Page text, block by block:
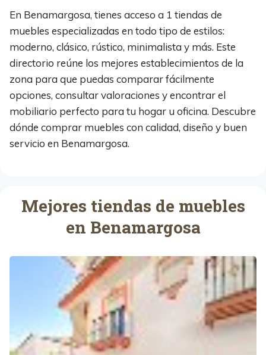
En Benamargosa, tienes acceso a 1 tiendas de
muebles especializadas en todo tipo de estilos:
moderno, clásico, rústico, minimalista y más. Este
directorio reúne los mejores establecimientos de la
zona para que puedas comparar fácilmente
opciones, consultar valoraciones y encontrar el
mobiliario perfecto para tu hogar u oficina. Descubre
dónde comprar muebles con calidad, diseño y buen
servicio en Benamargosa.
Mejores tiendas de muebles
en Benamargosa
V
A